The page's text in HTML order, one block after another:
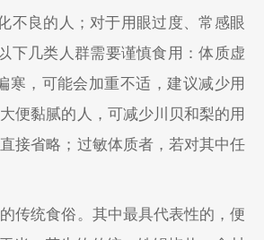
不良的人；对于用眼过度、常感眼
下几类人群需要谨慎食用：体质虚
寒，可能会加重不适，建议减少用
便黏腻的人，可减少川贝和梨的用
接省略；过敏体质者，若对其中任
传统食俗。其中最具代表性的，便